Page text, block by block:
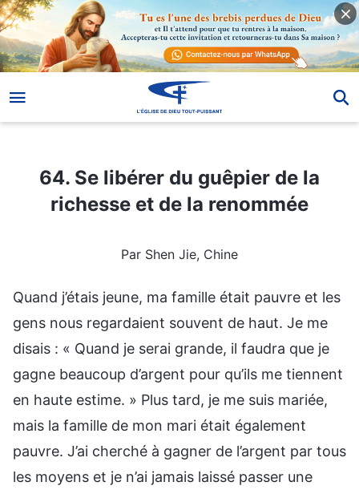
64. Se libérer du guêpier de la
richesse et de la renommée
Par Shen Jie, Chine
Quand j’étais jeune, ma famille était pauvre et les
gens nous regardaient souvent de haut. Je me
disais : « Quand je serai grande, il faudra que je
gagne beaucoup d’argent pour qu’ils me tiennent
en haute estime. » Plus tard, je me suis mariée,
mais la famille de mon mari était également
pauvre. J’ai cherché à gagner de l’argent par tous
les moyens et je n’ai jamais laissé passer une